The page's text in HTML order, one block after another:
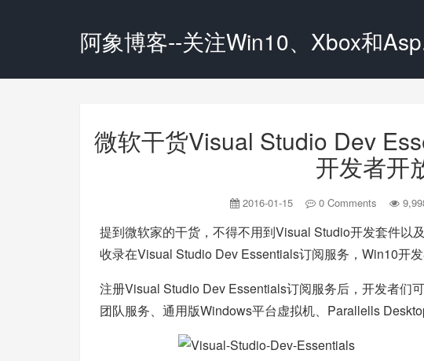
阿象博客--关注Win10、Xbox和
微软干货Visual Studio Dev
开发者开
2016-01-15 0 Comments
提到微软家的干货，不得不用到Visual Studio开发套件以
收录在Visual Studio Dev Essentials订阅服务，Win10开发
注册Visual Studio Dev Essentials订阅服务后，开发者们
团队服务、通用版Windows平台虚拟机、Parallells